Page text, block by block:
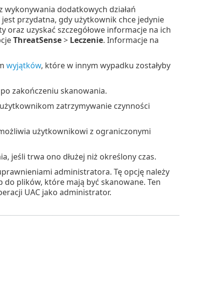
wykonywania dodatkowych działań
jest przydatna, gdy użytkownik chce jedynie
oraz uzyskać szczegółowe informacje na ich
ThreatSense> Leczenie. Informacje na
wyjątków, które w innym wypadku zostałyby
zakończeniu skanowania.
zatrzymywanie czynności
użytkownikowi z ograniczonymi
jeśli trwa ono dłużej niż określony czas.
administratora. Tę opcję należy
plików, które mają być skanowane. Ten
UAC jako administrator.